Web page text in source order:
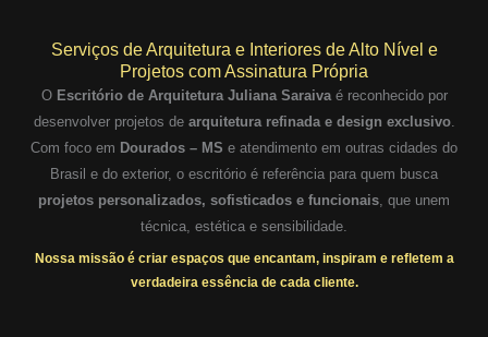
Serviços de Arquitetura e Interiores de Alto Nível e
Projetos com Assinatura Própria
O Escritório de Arquitetura Juliana Saraivaé reconhecido por
desenvolver projetos de arquitetura refinada e design exclusivo.
Com foco em Dourados – MS e atendimento em outras cidades do
Brasil e do exterior, o escritório é referência para quem busca
projetos personalizados, sofisticados e funcionais , que unem
técnica, estética e sensibilidade.
Nossa missão é criar espaços que encantam, inspiram e refletem a
verdadeira essência de cada cliente.